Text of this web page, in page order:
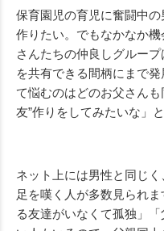
保育園児の育児に奮闘中
作りたい。でもなかなか
さんたちの仲良しグルー
を共有できる間柄にまで
て悩むのはどのお父さん
友”作りをしてみたいな」
ネット上には男性と同じ
足を嘆く人が多数見られ
る友達がいなくて孤独」